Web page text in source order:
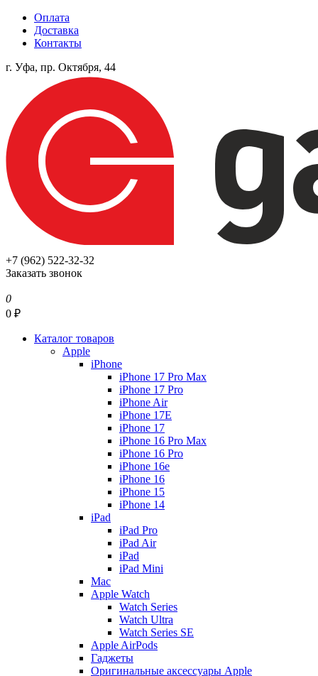
Оплата
Доставка
Контакты
г. Уфа, пр. Октября, 44
+7 (962) 522-32-32
Заказать звонок
0
0 ₽
Каталог товаров
Apple
iPhone
iPhone 17 Pro Max
iPhone 17 Pro
iPhone Air
iPhone 17E
iPhone 17
iPhone 16 Pro Max
iPhone 16 Pro
iPhone 16e
iPhone 16
iPhone 15
iPhone 14
iPad
iPad Pro
iPad Air
iPad
iPad Mini
Mac
Apple Watch
Watch Series
Watch Ultra
Watch Series SE
Apple AirPods
Гаджеты
Оригинальные аксессуары Apple